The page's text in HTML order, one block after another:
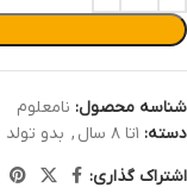
شناسه محصول: نامعلوم
دسته: ۱تا ۸ سال , بدو
اشتراک گذاری: